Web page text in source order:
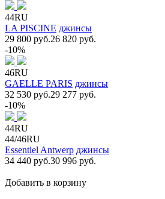
44RU
LA PISCINE джинсы
29 800 руб.26 820 руб.
-10%
46RU
GAELLE PARIS джинсы
32 530 руб.29 277 руб.
-10%
44RU
44/46RU
Essentiel Antwerp джинсы
34 440 руб.30 996 руб.
Добавить в корзину